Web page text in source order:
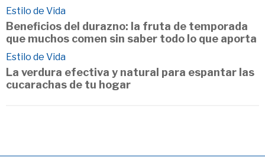
Estilo de Vida
Beneficios del durazno: la fruta de temporada
que muchos comen sin saber todo lo que aporta
Estilo de Vida
La verdura efectiva y natural para espantar las
cucarachas de tu hogar